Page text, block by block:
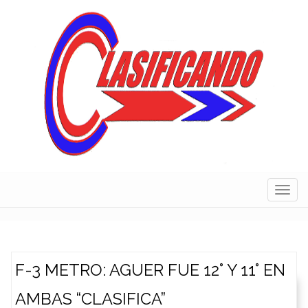
F-3 METRO: AGUER FUE 12° Y 11° EN
AMBAS “CLASIFICA”